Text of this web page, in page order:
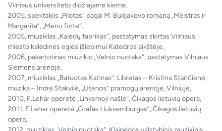
Vilniaus universiteto didžiajame kieme.
2005, spektaklis „Pilotas“ pagal M. Bulgakovo romaną „Meistras ir
Margarita“, „Meno forte“.
2005, miuziklas „Kalėdų fabrikas“, pastatymas skirtas Vilniaus
miesto kalėdinės eglės įžiebimui Katedros aikštėje.
2006, pakartotinas miuziklo „Velnio nuotaka“, pastatymas Vilniaus
Siemens arenoje.
2007, miuziklas „Batuotas Katinas”. Libretas – Kristina Stančienė,
muzika – Indrė Stakvilė, „Utenos” pramogų arenoje, Vilniuje,
2010, F.Lehar operetė „Linksmoji našlė“, Čikagos lietuvių opera,
2011, F.Lehar operetė „Grafas Liuksemburgas“, Čikagos lietuvių
opera,